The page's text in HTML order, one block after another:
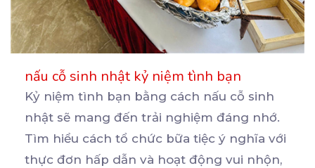
nấu cỗ sinh nhật kỷ niệm tình bạn
Kỷ niệm tình bạn bằng cách nấu cỗ sinh
nhật sẽ mang đến trải nghiệm đáng nhớ.
Tìm hiểu cách tổ chức bữa tiệc ý nghĩa với
thực đơn hấp dẫn và hoạt động vui nhộn,